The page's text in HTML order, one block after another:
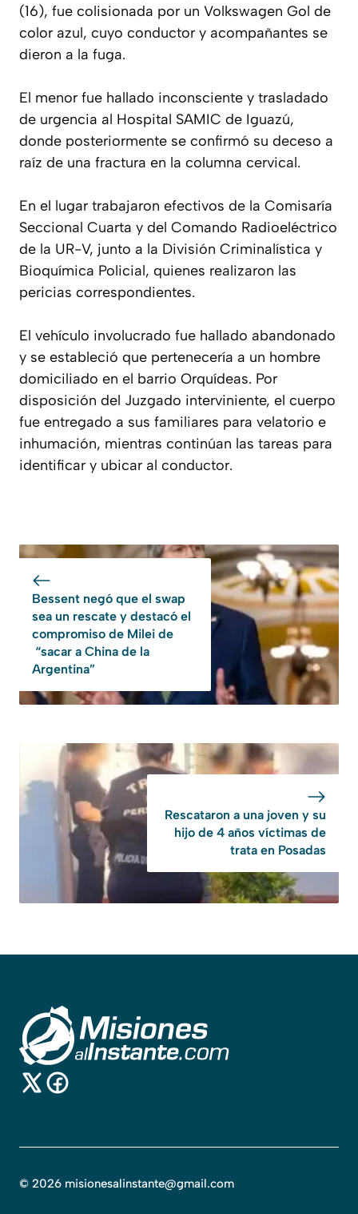
(16), fue colisionada por un Volkswagen Gol de
color azul, cuyo conductor y acompañantes se
dieron a la fuga.
El menor fue hallado inconsciente y trasladado
de urgencia al Hospital SAMIC de Iguazú,
donde posteriormente se confirmó su deceso a
raíz de una fractura en la columna cervical.
En el lugar trabajaron efectivos de la Comisaría
Seccional Cuarta y del Comando Radioeléctrico
de la UR-V, junto a la División Criminalística y
Bioquímica Policial, quienes realizaron las
pericias correspondientes.
El vehículo involucrado fue hallado abandonado
y se estableció que pertenecería a un hombre
domiciliado en el barrio Orquídeas. Por
disposición del Juzgado interviniente, el cuerpo
fue entregado a sus familiares para velatorio e
inhumación, mientras continúan las tareas para
identificar y ubicar al conductor.
Bessent negó que el swap
sea un rescate y destacó el
compromiso de Milei de
“sacar a China de la
Argentina”
Rescataron a una joven y su
hijo de 4 años víctimas de
trata en Posadas
© 2026 misionesalinstante@gmail.com